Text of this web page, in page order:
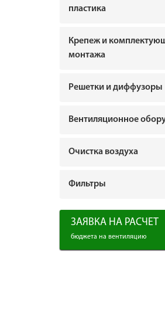
пластика
Крепеж и
монтажа
Решетки и диффузоры
Вентиляционное
Очистка воздуха
Фильтры
ЗАЯВКА НА РАСЧЕТ
бюджета на вентиляцию